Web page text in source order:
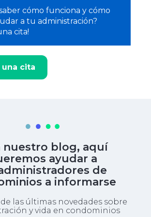
cómo funciona y cómo
a tu administración?
cita!
cita
nuestro blog, aquí
ayudar a
de
a informarse
las últimas novedades sobre
y vida en condominios